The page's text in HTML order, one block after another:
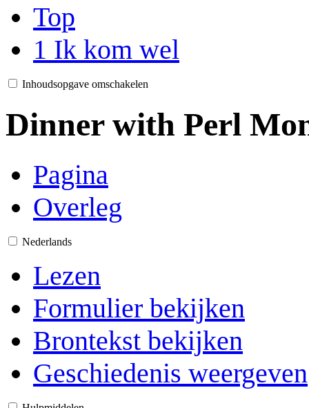
Top
1 Ik kom wel
Inhoudsopgave omschakelen
Dinner with Perl
Pagina
Overleg
Nederlands
Lezen
Formulier bekijken
Brontekst bekijken
Geschiedenis weergeven